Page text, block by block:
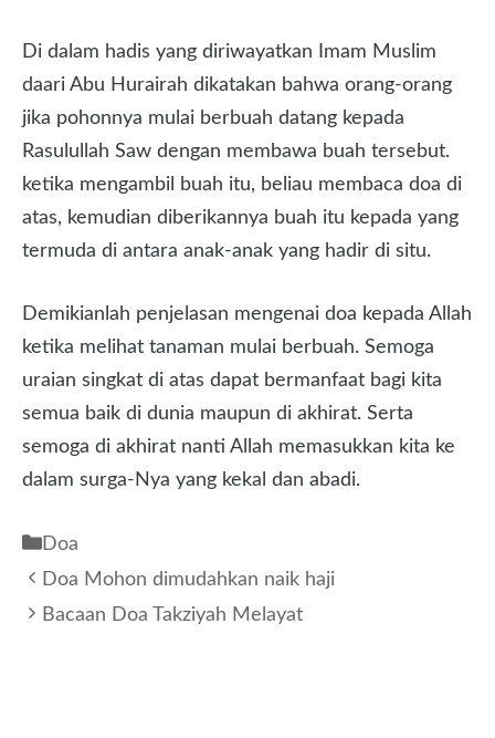
Di dalam hadis yang diriwayatkan Imam Muslim
daari Abu Hurairah dikatakan bahwa orang-orang
jika pohonnya mulai berbuah datang kepada
Rasulullah Saw dengan membawa buah tersebut.
ketika mengambil buah itu, beliau membaca doa di
atas, kemudian diberikannya buah itu kepada yang
termuda di antara anak-anak yang hadir di situ.
Demikianlah penjelasan mengenai doa kepada Allah
ketika melihat tanaman mulai berbuah. Semoga
uraian singkat di atas dapat bermanfaat bagi kita
semua baik di dunia maupun di akhirat. Serta
semoga di akhirat nanti Allah memasukkan kita ke
dalam surga-Nya yang kekal dan abadi.
Kategori
Doa
Doa Mohon dimudahkan naik haji
Bacaan Doa Takziyah Melayat